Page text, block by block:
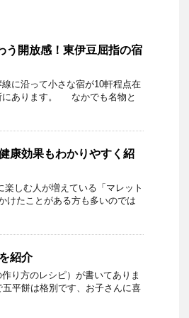
う開放感！東伊豆屈指の宿
に沿って小さな宿が10軒程点在
にあります。 なかでも名物と
康効果もわかりやすく紹
しむ人が増えている「マレット
たことがある方も多いのでは
紹介
り方のレシピ）が書いてありま
平餅は格別です、お子さんに喜